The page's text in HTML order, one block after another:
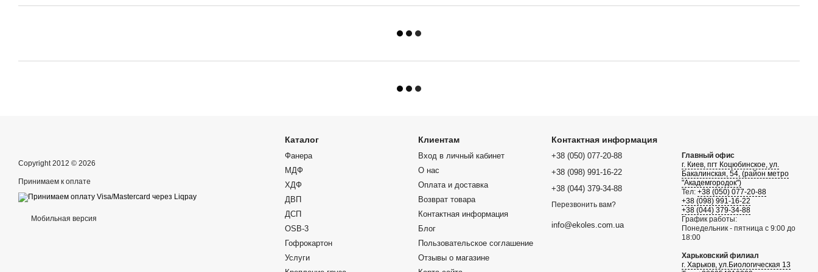
Copyright 2012 © 2026
Принимаем к оплате
Мобильная версия
Каталог
Фанера
МДФ
ХДФ
ДВП
ДСП
OSB-3
Гофрокартон
Услуги
Клиентам
Вход в личный кабинет
О нас
Оплата и доставка
Возврат товара
Контактная информация
Блог
Пользовательское соглашение
Отзывы о магазине
Контактная информация
+38 (050) 077-20-88
+38 (098) 991-16-22
+38 (044) 379-34-88
Перезвонить вам?
info@ekoles.com.ua
Главный офис
г. Киев, пгт Коцюбинское, ул.
Бакалинская, 54, (район метро
"Академгородок")
Тел: +38 (050) 077-20-88
+38 (098) 991-16-22
+38 (044) 379-34-88
График работы:
Понедельник - пятница с 9:00 до
18:00
Харьковский филиал
г. Харьков, ул.Биологическая 13